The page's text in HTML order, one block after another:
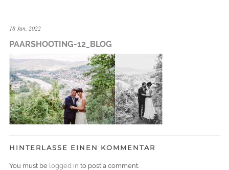
18 Jan. 2022
PAARSHOOTING-12_BLOG
HINTERLASSE EINEN KOMMENTAR
You must be logged in to post a comment.